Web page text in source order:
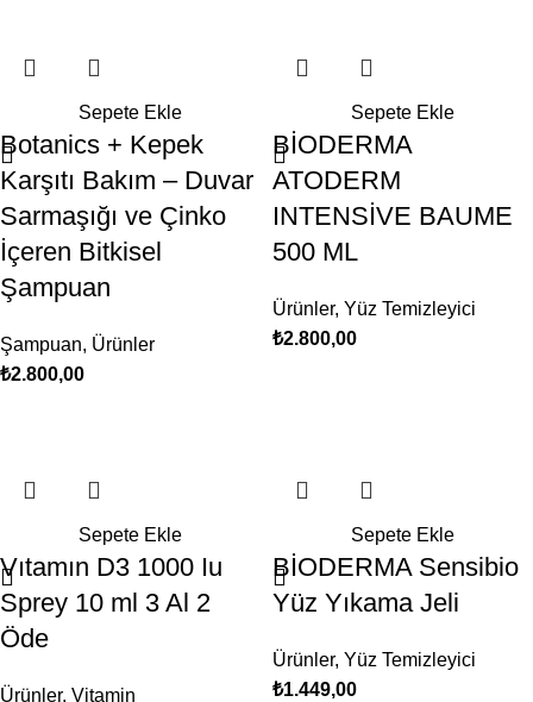
Sepete Ekle
Botanics + Kepek
Karşıtı Bakım – Duvar
Sarmaşığı ve Çinko
İçeren Bitkisel
Şampuan
Şampuan, Ürünler
₺2.800,00
Sepete Ekle
BİODERMA
ATODERM
INTENSİVE BAUME
500 ML
Ürünler, Yüz Temizleyici
₺2.800,00
Sepete Ekle
Vıtamın D3 1000 Iu
Sprey 10 ml 3 Al 2
Öde
Ürünler, Vitamin
Sepete Ekle
BİODERMA Sensibio
Yüz Yıkama Jeli
Ürünler, Yüz Temizleyici
₺1.449,00